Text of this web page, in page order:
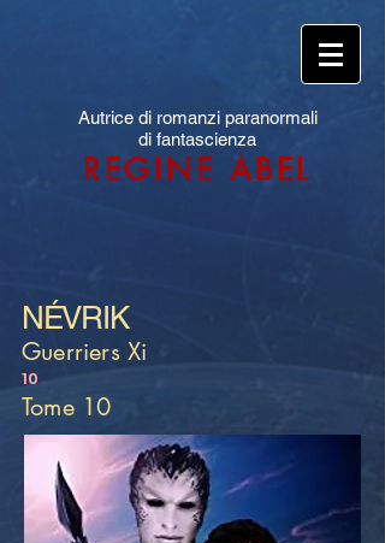
Autrice di romanzi paranormali
di fantascienza
REGINE ABEL
NÉVRIK
Guerriers Xi
10
Tome 10